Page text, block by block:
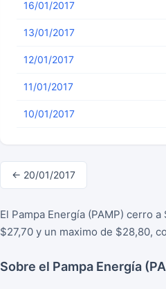
16/01/2017
13/01/2017
12/01/2017
11/01/2017
10/01/2017
← 20/01/2017
El Pampa Energía (PAMP) cerro
$27,70 y un maximo de $28,80,
Sobre el Pampa Energía